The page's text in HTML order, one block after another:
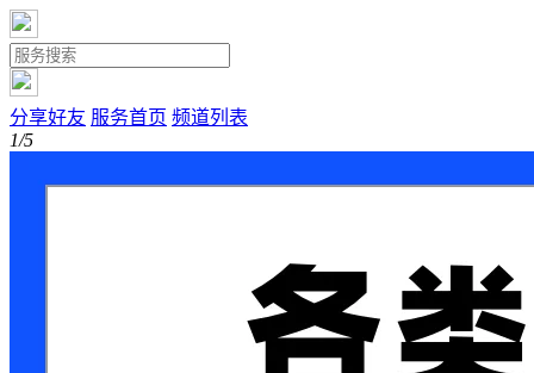
分享好友 服务首页 频道列表
1/5